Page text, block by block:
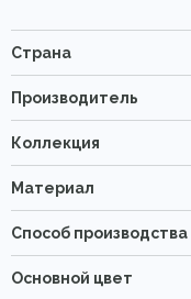
Страна
Производитель
Коллекция
Материал
Способ производства
Основной цвет